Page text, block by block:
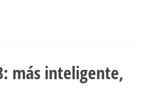
más inteligente,